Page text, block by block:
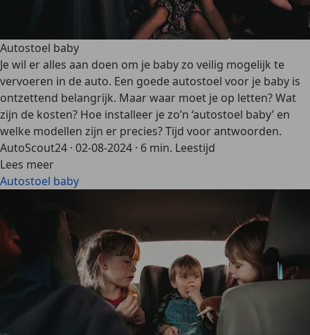
Autostoel baby
Je wil er alles aan doen om je baby zo veilig mogelijk te
vervoeren in de auto. Een goede autostoel voor je baby is
ontzettend belangrijk. Maar waar moet je op letten? Wat
zijn de kosten? Hoe installeer je zo’n ‘autostoel baby’ en
welke modellen zijn er precies? Tijd voor antwoorden.
AutoScout24 · 02-08-2024 · 6 min. Leestijd
Lees meer
Autostoel baby